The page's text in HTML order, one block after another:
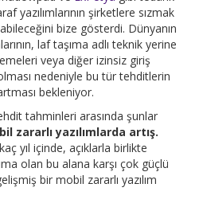
yazılımlarının şirketlere sızmak
bize gösterdi. Dünyanın
laf taşıma adlı teknik yerine
veya diğer izinsiz giriş
nedeniyle bu tür tehditlerin
bekleniyor.
tahminleri arasında şunlar
zararlı yazılımlarda artış.
yıl içinde, açıklarla birlikte
olan bu alana karşı çok güçlü
bir mobil zararlı yazılım